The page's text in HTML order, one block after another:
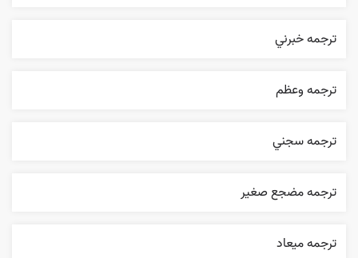
ترجمه خبرني
ترجمه وعظم
ترجمه سجني
ترجمه مضجع صغير
ترجمه ميعاد